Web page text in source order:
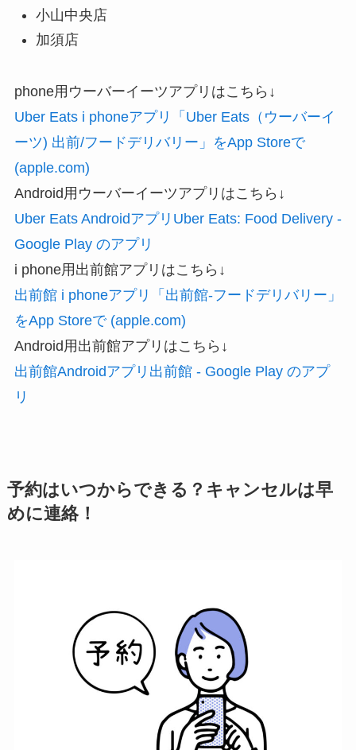
小山中央店
加須店
phone用ウーバーイーツアプリはこちら↓
Uber Eats i phoneアプリ「Uber Eats（ウーバーイ
ーツ) 出前/フードデリバリー」をApp Storeで
(apple.com)
Android用ウーバーイーツアプリはこちら↓
Uber Eats AndroidアプリUber Eats: Food Delivery -
Google Play のアプリ
i phone用出前館アプリはこちら↓
出前館 i phoneアプリ「出前館-フードデリバリー」
をApp Storeで (apple.com)
Android用出前館アプリはこちら↓
出前館Androidアプリ出前館 - Google Play のアプ
リ
予約はいつからできる？キャンセルは早
めに連絡！